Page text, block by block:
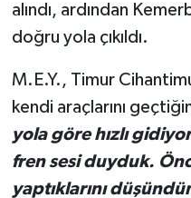
alındı, ardından
doğru yola çıkıldı.
M.E.Y., Timur
kendi araçlarını
yola göre hızlı
fren sesi duyduk.
yaptıklarını